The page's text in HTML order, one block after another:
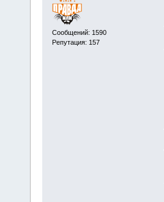
Сообщений: 1590
Репутация: 157